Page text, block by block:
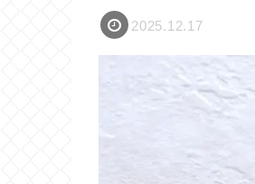
2025.12.17